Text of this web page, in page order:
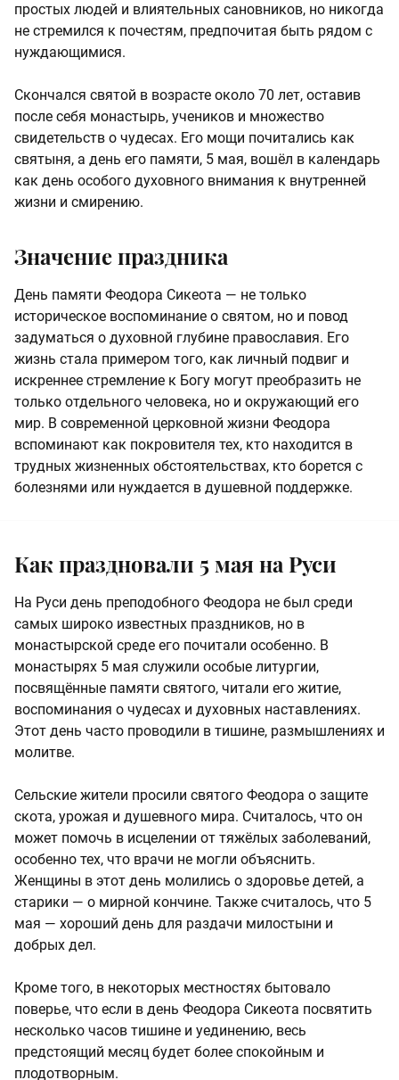
простых людей и влиятельных сановников, но никогда
не стремился к почестям, предпочитая быть рядом с
нуждающимися.
Скончался святой в возрасте около 70 лет, оставив
после себя монастырь, учеников и множество
свидетельств о чудесах. Его мощи почитались как
святыня, а день его памяти, 5 мая, вошёл в календарь
как день особого духовного внимания к внутренней
жизни и смирению.
Значение праздника
День памяти Феодора Сикеота — не только
историческое воспоминание о святом, но и повод
задуматься о духовной глубине православия. Его
жизнь стала примером того, как личный подвиг и
искреннее стремление к Богу могут преобразить не
только отдельного человека, но и окружающий его
мир. В современной церковной жизни Феодора
вспоминают как покровителя тех, кто находится в
трудных жизненных обстоятельствах, кто борется с
болезнями или нуждается в душевной поддержке.
Как праздновали 5 мая на Руси
На Руси день преподобного Феодора не был среди
самых широко известных праздников, но в
монастырской среде его почитали особенно. В
монастырях 5 мая служили особые литургии,
посвящённые памяти святого, читали его житие,
воспоминания о чудесах и духовных наставлениях.
Этот день часто проводили в тишине, размышлениях и
молитве.
Сельские жители просили святого Феодора о защите
скота, урожая и душевного мира. Считалось, что он
может помочь в исцелении от тяжёлых заболеваний,
особенно тех, что врачи не могли объяснить.
Женщины в этот день молились о здоровье детей, а
старики — о мирной кончине. Также считалось, что 5
мая — хороший день для раздачи милостыни и
добрых дел.
Кроме того, в некоторых местностях бытовало
поверье, что если в день Феодора Сикеота посвятить
несколько часов тишине и уединению, весь
предстоящий месяц будет более спокойным и
плодотворным.